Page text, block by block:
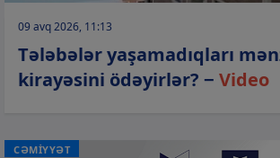
09 avq 2026, 11:13
Tələbələr yaşamadıqları
kirayəsini ödəyirlər? − Video
CƏMİYYƏT